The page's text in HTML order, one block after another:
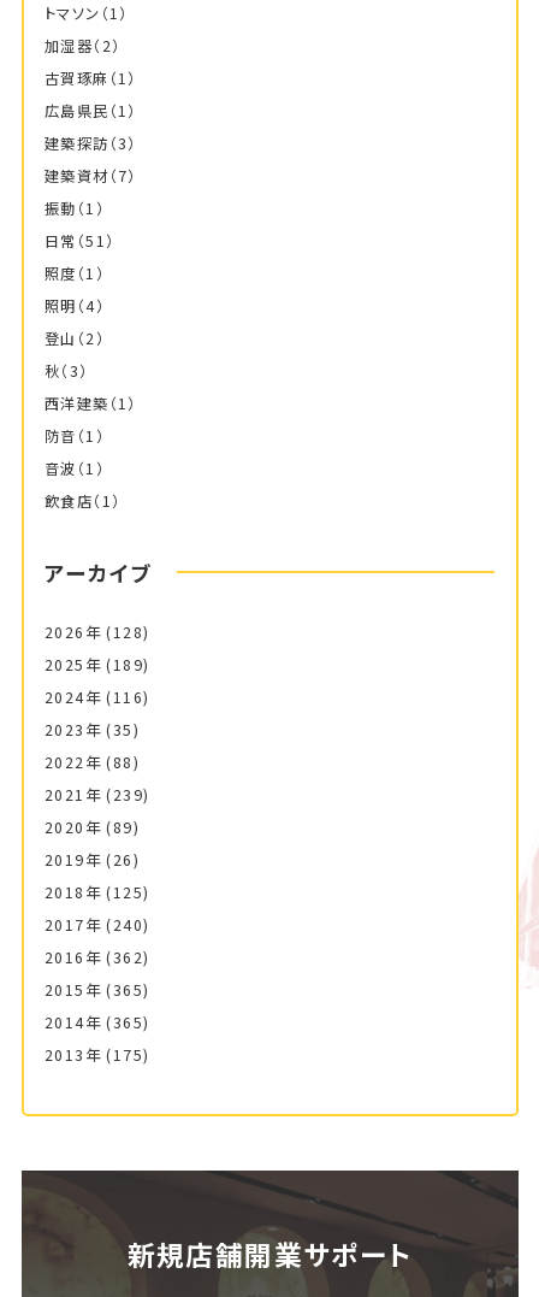
トマソン （1）
加湿器（2）
古賀琢麻 （1）
広島県民 （1）
建築探訪 （3）
建築資材（7）
振動 （1）
日常 （51）
照度 （1）
照明 （4）
登山 （2）
秋（3）
西洋建築 （1）
防音 （1）
音波 （1）
飲食店（1）
アーカイブ
2026年 (128)
2025年 (189)
2024年 (116)
2023年 (35)
2022年 (88)
2021年 (239)
2020年 (89)
2019年 (26)
2018年 (125)
2017年 (240)
2016年 (362)
2015年 (365)
2014年 (365)
2013年 (175)
新規店舗開業サポート